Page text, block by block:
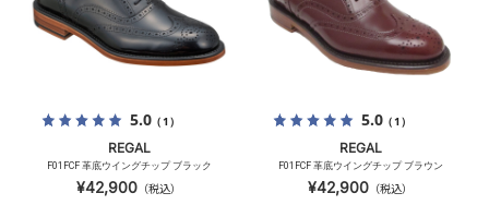
5.0（1）
REGAL
F01FCF 革底ウイングチップ ブラック
¥42,900 （税込）
5.0（1）
REGAL
F01FCF 革底ウイングチップ ブラウン
¥42,900 （税込）